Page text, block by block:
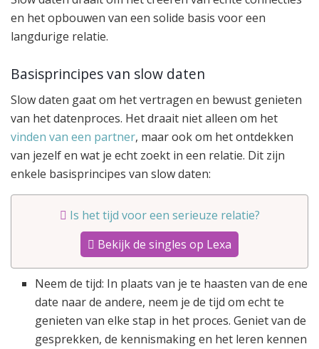
en het opbouwen van een solide basis voor een
langdurige relatie.
Basisprincipes van slow daten
Slow daten gaat om het vertragen en bewust genieten
van het datenproces. Het draait niet alleen om het
vinden van een partner, maar ook om het ontdekken
van jezelf en wat je echt zoekt in een relatie. Dit zijn
enkele basisprincipes van slow daten:
Is het tijd voor een serieuze relatie?
Bekijk de singles op Lexa
Neem de tijd: In plaats van je te haasten van de ene
date naar de andere, neem je de tijd om echt te
genieten van elke stap in het proces. Geniet van de
gesprekken, de kennismaking en het leren kennen